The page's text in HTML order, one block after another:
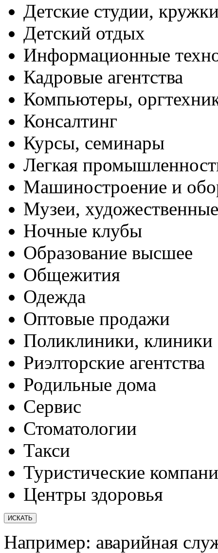
Детские студии,
Детский отдых
Информационные
Кадровые агентства
Компьютеры,
Консалтинг
Курсы, семинары
Легкая
Машиностроение и
Музеи,
Ночные клубы
Образование высшее
Общежития
Одежда
Оптовые продажи
Поликлиники, клиники
Риэлторские агентства
Родильные дома
Сервис
Стоматологии
Такси
Туристические
Центры здоровья
Например: аварийная